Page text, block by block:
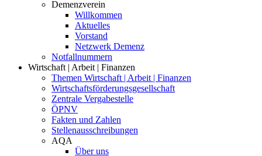
Demenzverein
Willkommen
Aktuelles
Vorstand
Netzwerk Demenz
Notfallnummern
Wirtschaft | Arbeit | Finanzen
Themen Wirtschaft | Arbeit | Finanzen
Wirtschaftsförderungsgesellschaft
Zentrale Vergabestelle
ÖPNV
Fakten und Zahlen
Stellenausschreibungen
AQA
Über uns